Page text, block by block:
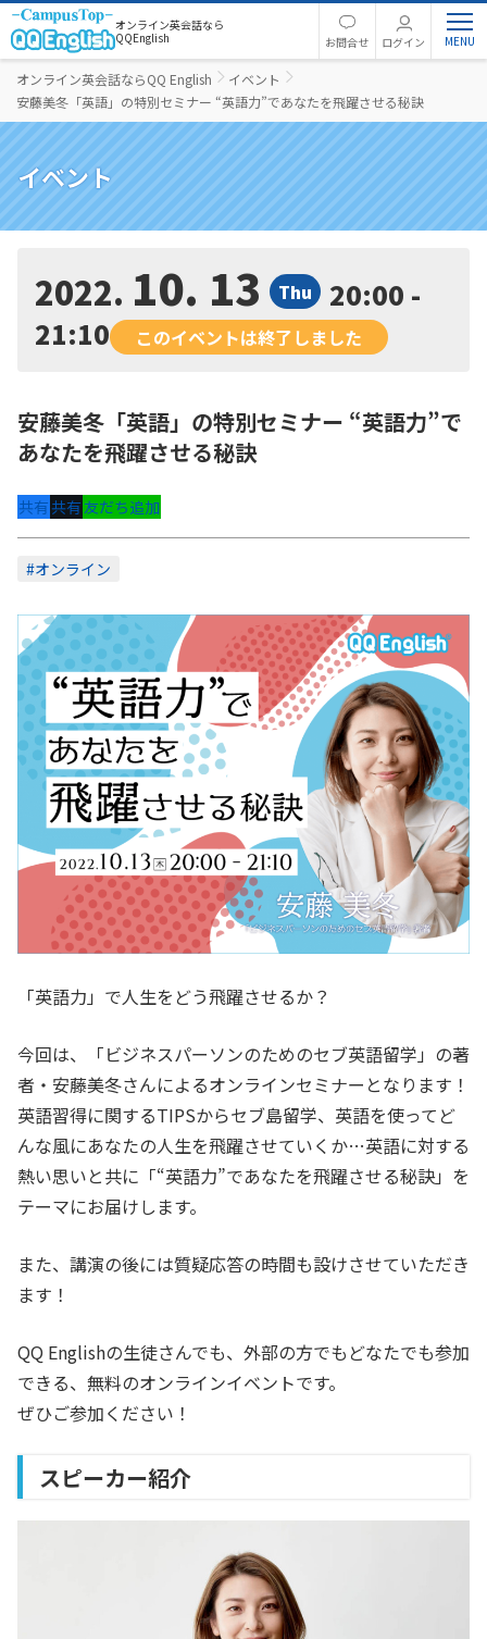
オンライン英会話なら
QQEnglish
お問合せ ログイン
オンライン英会話ならQQ English
イベント
安藤美冬「英語」の特別セミナー “英語力”であなたを飛躍させる秘訣
イベント
2022 10. 13 Thu
20:00 -
21:10
このイベントは終了しました
安藤美冬「英語」の特別セミナー “英語力”で
あなたを飛躍させる秘訣
共有共有友だち追加
#オンライン
「英語力」で人生をどう飛躍させるか？
今回は、「ビジネスパーソンのためのセブ英語留学」の著
者・安藤美冬さんによるオンラインセミナーとなります！
英語習得に関するTIPSからセブ島留学、英語を使ってど
んな風にあなたの人生を飛躍させていくか…英語に対する
熱い思いと共に「“英語力”であなたを飛躍させる秘訣」を
テーマにお届けします。
また、講演の後には質疑応答の時間も設けさせていただき
ます！
QQ Englishの生徒さんでも、外部の方でもどなたでも参加
できる、無料のオンラインイベントです。
ぜひご参加ください！
スピーカー紹介